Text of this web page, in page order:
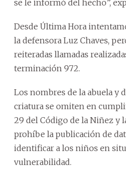
se le informó del hecho”,
Desde Última Hora
la defensora Luz Chaves,
reiteradas llamadas
terminación 972.
Los nombres de la abuela y
criatura se omiten en
29 del Código de la Niñez y
prohíbe la publicación de
identificar a los niños en
vulnerabilidad.